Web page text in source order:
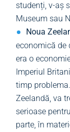
studenți, v-aș
Museum sau
Noua
economică de
era o
Imperiul
timp
Zeelandă, va
serioase
parte, în